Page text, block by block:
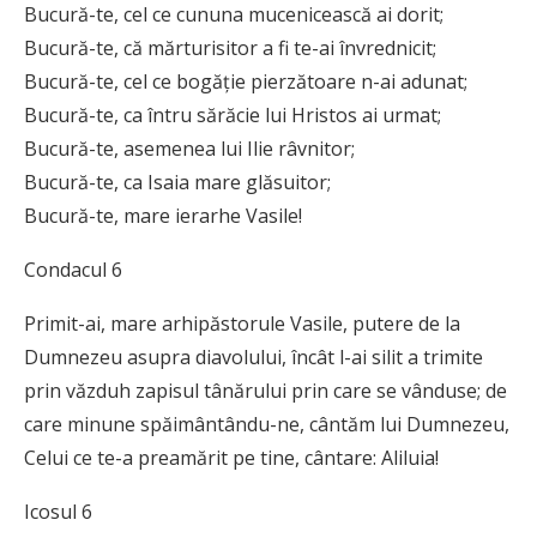
Bucură-te, cel ce cununa mucenicească ai dorit;
Bucură-te, că mărturisitor a fi te-ai învrednicit;
Bucură-te, cel ce bogăţie pierzătoare n-ai adunat;
Bucură-te, ca întru sărăcie lui Hristos ai urmat;
Bucură-te, asemenea lui Ilie râvnitor;
Bucură-te, ca Isaia mare glăsuitor;
Bucură-te, mare ierarhe Vasile!
Condacul 6
Primit-ai, mare arhipăstorule Vasile, putere de la
Dumnezeu asupra diavolului, încât l-ai silit a trimite
prin văzduh zapisul tânărului prin care se vânduse; de
care minune spăimântându-ne, cântăm lui Dumnezeu,
Celui ce te-a preamărit pe tine, cântare: Aliluia!
Icosul 6